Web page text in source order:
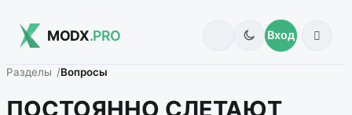
MODX.PRO Вход
Разделы Вопросы
ПОСТОЯННО СЛЕТАЮТ